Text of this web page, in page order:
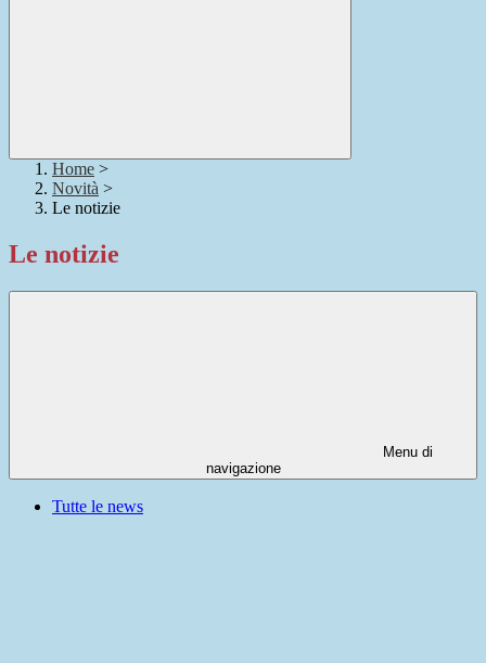
Home >
Novità >
Le notizie
Le notizie
Menu di
navigazione
Tutte le news